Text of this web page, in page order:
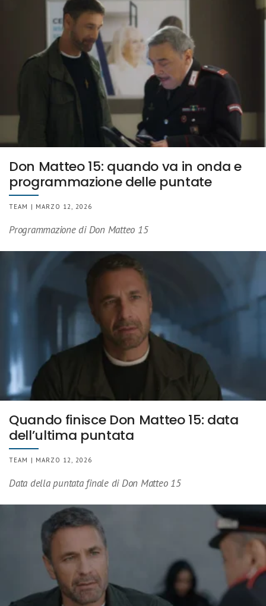
Don Matteo 15: quando va in onda e
programmazione delle puntate
TEAM | MARZO 12, 2026
Programmazione di Don Matteo 15
Quando finisce Don Matteo 15: data
dell’ultima puntata
TEAM | MARZO 12, 2026
Data della puntata finale di Don Matteo 15